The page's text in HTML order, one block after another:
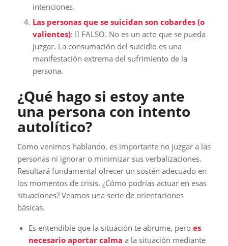
intenciones.
Las personas que se suicidan son cobardes (o
valientes):  FALSO. No es un acto que se pueda
juzgar. La consumación del suicidio es una
manifestación extrema del sufrimiento de la
persona.
¿Qué hago si estoy ante
una persona con intento
autolítico?
Como venimos hablando, es importante no juzgar a las
personas ni ignorar o minimizar sus verbalizaciones.
Resultará fundamental ofrecer un sostén adecuado en
los momentos de crisis. ¿Cómo podrías actuar en esas
situaciones? Veamos una serie de orientaciones
básicas.
Es entendible que la situación te abrume, pero es
necesario aportar calma a la situación mediante